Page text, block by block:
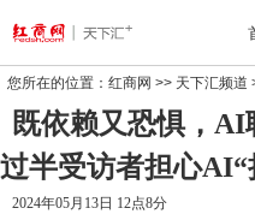
您所在的位置： 红商网 >> 天下汇频道
既依赖又恐惧，
过半受访者担心AI“
2024年05月13日 12点8分